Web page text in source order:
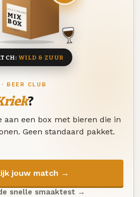
BEER CLUB
?
aan een box met bieren die in
Geen standaard pakket.
jouw match →
snelle smaaktest →
DEZE MAAND
MIX
BOX
8 BIEREN
WILD & ZUUR